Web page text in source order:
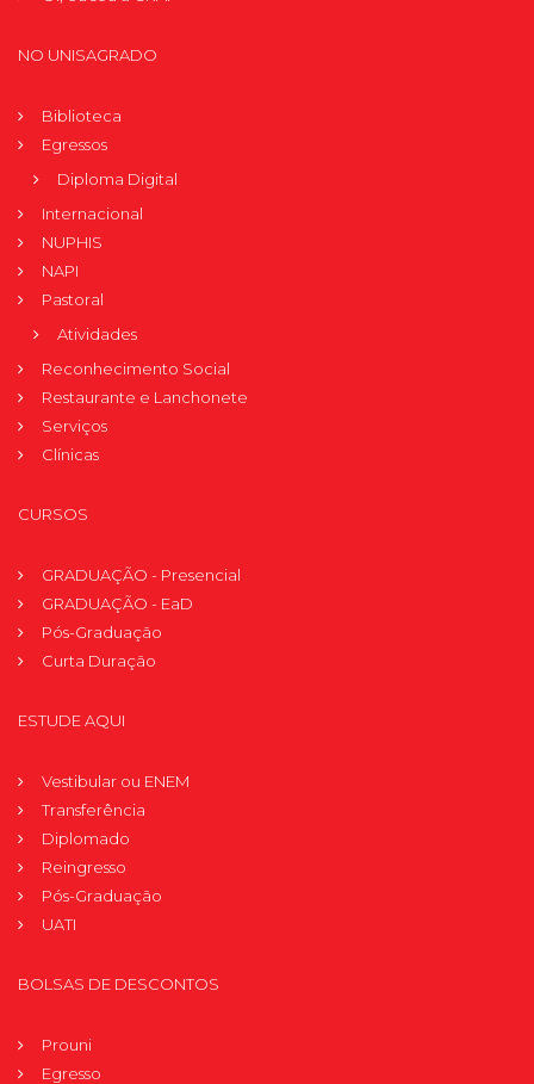
NO UNISAGRADO
Biblioteca
Egressos
Diploma Digital
Internacional
NUPHIS
NAPI
Pastoral
Atividades
Reconhecimento Social
Restaurante e Lanchonete
Serviços
Clínicas
CURSOS
GRADUAÇÃO - Presencial
GRADUAÇÃO - EaD
Pós-Graduação
Curta Duração
ESTUDE AQUI
Vestibular ou ENEM
Transferência
Diplomado
Reingresso
Pós-Graduação
UATI
BOLSAS DE DESCONTOS
Prouni
Egresso